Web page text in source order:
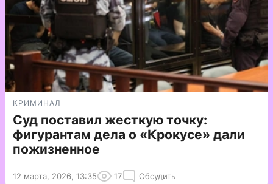
КРИМИНАЛ
Суд поставил жесткую точку:
фигурантам дела о «Крокусе» дали
пожизненное
12 марта, 2026, 13:35 17 Обсудить